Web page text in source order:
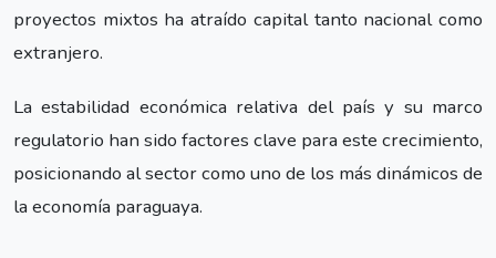
proyectos mixtos ha atraído capital tanto nacional como
extranjero.
La estabilidad económica relativa del país y su marco
regulatorio han sido factores clave para este crecimiento,
posicionando al sector como uno de los más dinámicos de
la economía paraguaya.